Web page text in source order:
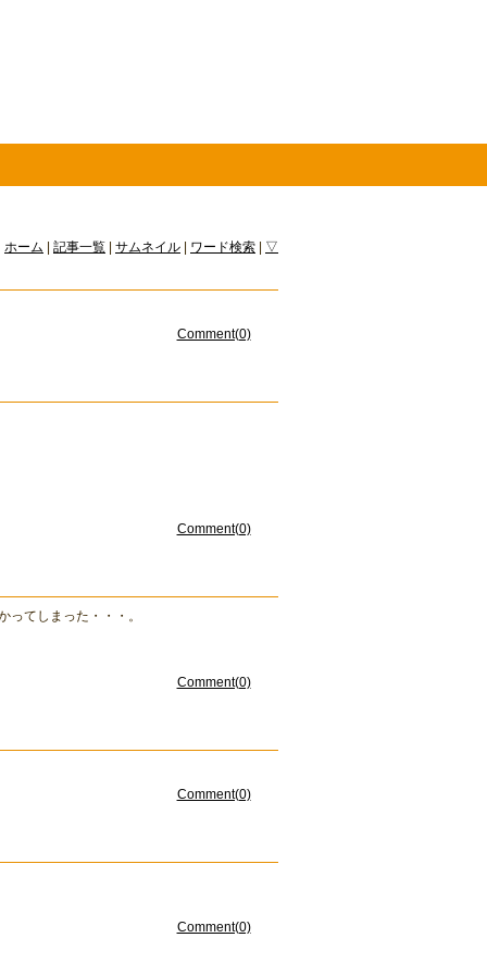
ホーム 記事一覧 サムネイル ワード検索 ▽
Comment(0)
Comment(0)
てしまった・・・。
Comment(0)
Comment(0)
Comment(0)